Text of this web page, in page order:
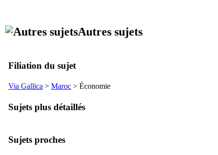
Autres sujets
Filiation du sujet
Via Gallica > Maroc > Économie
Sujets plus détaillés
Sujets proches